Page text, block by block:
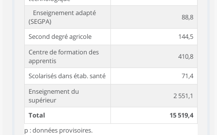
Enseignement adapté
(SEGPA)
88,8
Second degré agricole
144,5
Centre de formation des
apprentis
410,8
Scolarisés dans étab. santé
71,4
Enseignement du
supérieur
2 551,1
Total
15 519,4
p : données provisoires.